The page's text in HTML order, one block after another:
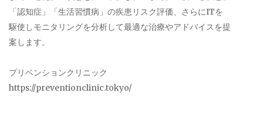
「認知症」「生活習慣病」の疾患リスク評価、さらにITを
駆使しモニタリングを分析して最適な治療やアドバイスを提
案します。
プリベンションクリニック
https://preventionclinic.tokyo/